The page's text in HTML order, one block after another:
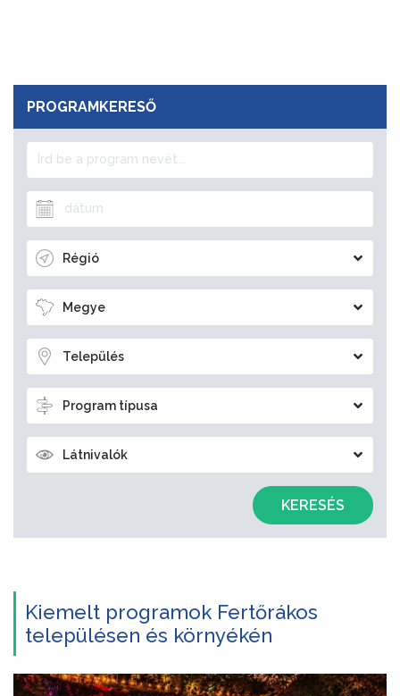
PROGRAMKERESŐ
Régió
Megye
Település
Program típusa
Látnivalók
KERESÉS
Kiemelt programok Fertőrákos
településen és környékén